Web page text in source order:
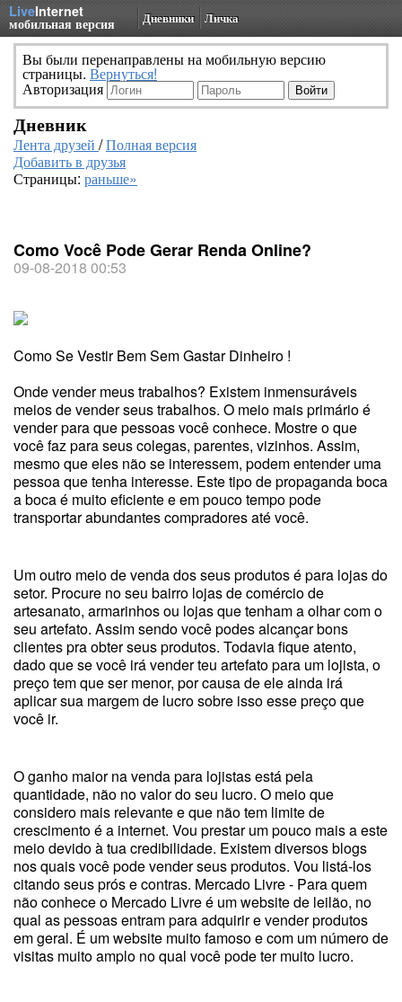
LiveInternet
мобильная версия Дневники Личка
Вы были перенаправлены на мобильную версию
страницы. Вернуться!
Авторизация
Дневник
Лента друзей /Полная версия
Добавить в друзья
Страницы: раньше»
Como Você Pode Gerar Renda Online?
09-08-2018 00:53
Como Se Vestir Bem Sem Gastar Dinheiro !
Onde vender meus trabalhos? Existem inmensuráveis
meios de vender seus trabalhos. O meio mais primário é
vender para que pessoas você conhece. Mostre o que
você faz para seus colegas, parentes, vizinhos. Assim,
mesmo que eles não se interessem, podem entender uma
pessoa que tenha interesse. Este tipo de propaganda boca
a boca é muito eficiente e em pouco tempo pode
transportar abundantes compradores até você.
Um outro meio de venda dos seus produtos é para lojas do
setor. Procure no seu bairro lojas de comércio de
artesanato, armarinhos ou lojas que tenham a olhar com o
seu artefato. Assim sendo você podes alcançar bons
clientes pra obter seus produtos. Todavia fique atento,
dado que se você irá vender teu artefato para um lojista, o
preço tem que ser menor, por causa de ele ainda irá
aplicar sua margem de lucro sobre isso esse preço que
você ir.
O ganho maior na venda para lojistas está pela
quantidade, não no valor do seu lucro. O meio que
considero mais relevante e que não tem limite de
crescimento é a internet. Vou prestar um pouco mais a este
meio devido à tua credibilidade. Existem diversos blogs
nos quais você pode vender seus produtos. Vou listá-los
citando seus prós e contras. Mercado Livre - Para quem
não conhece o Mercado Livre é um website de leilão, no
qual as pessoas entram para adquirir e vender produtos
em geral. É um website muito famoso e com um número de
visitas muito amplo no qual você pode ter muito lucro.